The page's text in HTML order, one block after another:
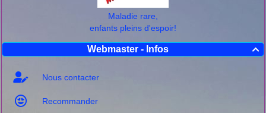
Maladie rare,
enfants pleins d'espoir!

Webmaster - Infos
Nous contacter
Recommander